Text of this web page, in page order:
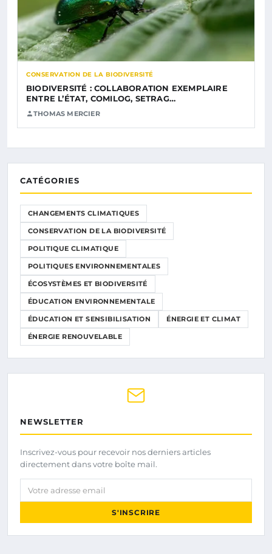
CONSERVATION DE LA BIODIVERSITÉ
BIODIVERSITÉ : COLLABORATION EXEMPLAIRE
ENTRE L’ÉTAT, COMILOG, SETRAG…
THOMAS MERCIER
CATÉGORIES
CHANGEMENTS CLIMATIQUES
CONSERVATION DE LA BIODIVERSITÉ
POLITIQUE CLIMATIQUE
POLITIQUES ENVIRONNEMENTALES
ÉCOSYSTÈMES ET BIODIVERSITÉ
ÉDUCATION ENVIRONNEMENTALE
ÉDUCATION ET SENSIBILISATION ÉNERGIE ET CLIMAT
ÉNERGIE RENOUVELABLE
NEWSLETTER
Inscrivez-vous pour recevoir nos derniers articles
directement dans votre boîte mail.
Votre adresse email
S'INSCRIRE